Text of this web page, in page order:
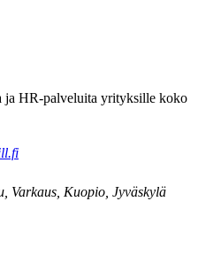
ja HR-palveluita yrityksille koko
Varkaus, Kuopio, Jyväskylä